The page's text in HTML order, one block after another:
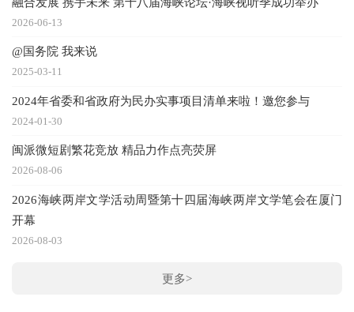
2026-06-13
@国务院 我来说
2025-03-11
2024年省委和省政府为民办实事项目清单来啦！邀您参与
2024-01-30
闽派微短剧繁花竞放 精品力作点亮荧屏
2026-08-06
2026海峡两岸文学活动周暨第十四届海峡两岸文学笔会在厦门
开幕
2026-08-03
更多>